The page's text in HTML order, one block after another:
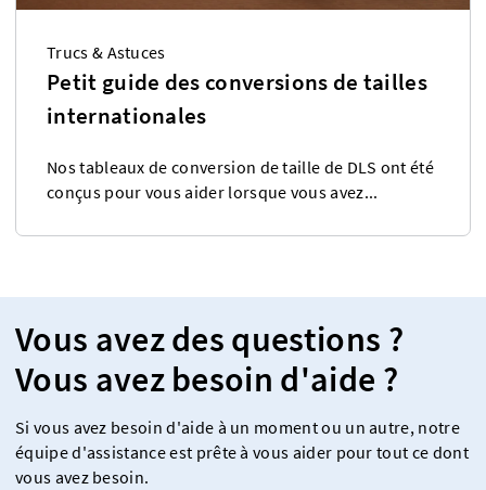
Trucs & Astuces
Petit guide des conversions de tailles
internationales
Nos tableaux de conversion de taille de DLS ont été
conçus pour vous aider lorsque vous avez...
Vous avez des questions ?
Vous avez besoin d'aide ?
Si vous avez besoin d'aide à un moment ou un autre, notre
équipe d'assistance est prête à vous aider pour tout ce dont
vous avez besoin.